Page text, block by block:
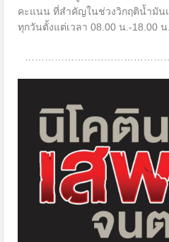
คะแนน ที่สำคัญในช่วงวิกฤติน้ำมัน
ทุกวันตั้งแต่เวลา 08.00 น.-18.00 น.